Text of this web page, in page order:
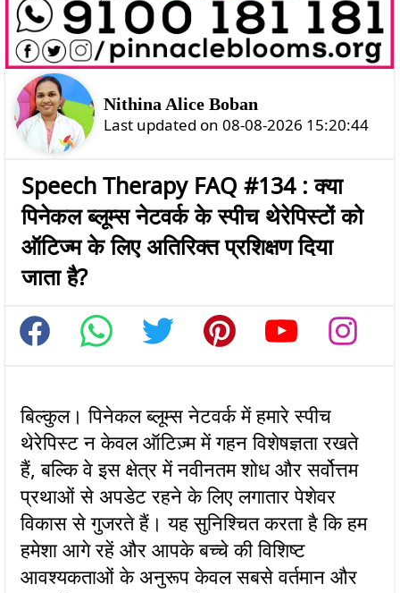
Nithina Alice Boban
Last updated on 08-08-2026 15:20:44
Speech Therapy FAQ #134 : क्या
पिनेकल ब्लूम्स नेटवर्क के स्पीच थेरेपिस्टों को
ऑटिज्म के लिए अतिरिक्त प्रशिक्षण दिया
जाता है?
बिल्कुल। पिनेकल ब्लूम्स नेटवर्क में हमारे स्पीच
थेरेपिस्ट न केवल ऑटिज़्म में गहन विशेषज्ञता रखते
हैं, बल्कि वे इस क्षेत्र में नवीनतम शोध और सर्वोत्तम
प्रथाओं से अपडेट रहने के लिए लगातार पेशेवर
विकास से गुजरते हैं। यह सुनिश्चित करता है कि हम
हमेशा आगे रहें और आपके बच्चे की विशिष्ट
आवश्यकताओं के अनुरूप केवल सबसे वर्तमान और